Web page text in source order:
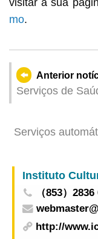
visitar a sua
mo.
Anterior
Serviços de
Serviços
Instituto
（853）
http://